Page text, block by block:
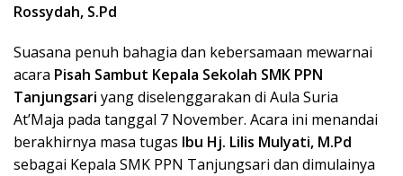
Rossydah, S.Pd
Suasana penuh bahagia dan kebersamaan mewarnai
acara Pisah Sambut Kepala Sekolah SMK PPN
Tanjungsari yang diselenggarakan di Aula Suria
At’Maja pada tanggal 7 November. Acara ini menandai
berakhirnya masa tugas Ibu Hj. Lilis Mulyati, M.Pd
sebagai Kepala SMK PPN Tanjungsari dan dimulainya